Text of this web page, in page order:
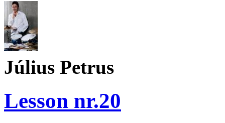
Július Petrus
Lesson nr.20